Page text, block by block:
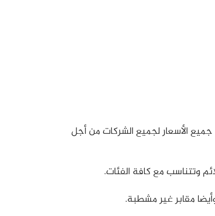
الأسعار لجميع الشركات من أجل
وتتناسب مع كافة الفئات.
مقابر غير مشطبة.